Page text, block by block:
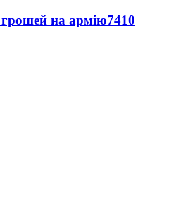
грошей на армію7410